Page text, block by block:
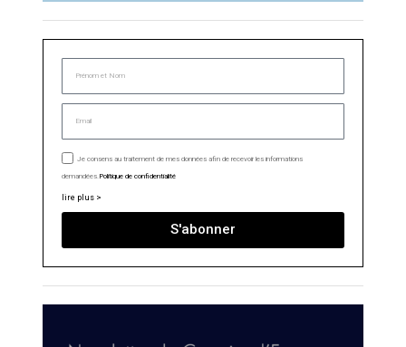
Je consens au traitement de mes données afin de recevoir les informations
demandées. Politique de confidentialité
lire plus >
S'abonner